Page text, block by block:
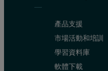
產品支援
市場活動和培訓
學習資料庫
軟體下載